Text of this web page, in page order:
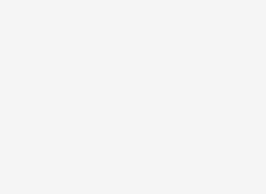
ve görseller çıktı!